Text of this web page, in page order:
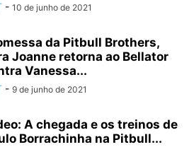
- 10 de junho de 2021
da Pitbull Brothers,
Joanne retorna ao Bellator
Vanessa...
- 9 de junho de 2021
A chegada e os treinos de
Borrachinha na Pitbull...